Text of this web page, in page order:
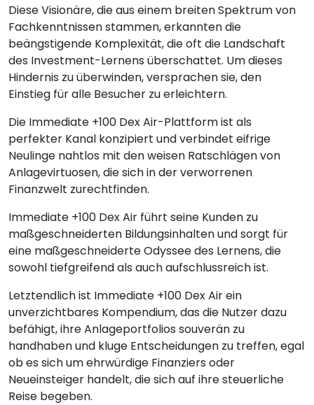
Diese Visionäre, die aus einem breiten Spektrum von
Fachkenntnissen stammen, erkannten die
beängstigende Komplexität, die oft die Landschaft
des Investment-Lernens überschattet. Um dieses
Hindernis zu überwinden, versprachen sie, den
Einstieg für alle Besucher zu erleichtern.
Die Immediate +100 Dex Air-Plattform ist als
perfekter Kanal konzipiert und verbindet eifrige
Neulinge nahtlos mit den weisen Ratschlägen von
Anlagevirtuosen, die sich in der verworrenen
Finanzwelt zurechtfinden.
Immediate +100 Dex Air führt seine Kunden zu
maßgeschneiderten Bildungsinhalten und sorgt für
eine maßgeschneiderte Odyssee des Lernens, die
sowohl tiefgreifend als auch aufschlussreich ist.
Letztendlich ist Immediate +100 Dex Air ein
unverzichtbares Kompendium, das die Nutzer dazu
befähigt, ihre Anlageportfolios souverän zu
handhaben und kluge Entscheidungen zu treffen, egal
ob es sich um ehrwürdige Finanziers oder
Neueinsteiger handelt, die sich auf ihre steuerliche
Reise begeben.